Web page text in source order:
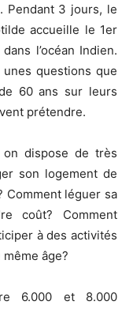
Pendant 3 jours, le
accueille le 1er
l’océan Indien.
questions que
60 ans sur leurs
prétendre.
on dispose de très
son logement de
Comment léguer sa
coût? Comment
à des activités
âge?
6.000 et 8.000